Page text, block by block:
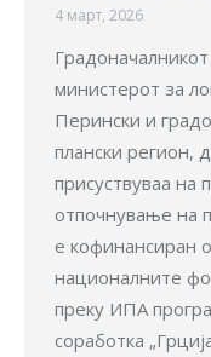
4 март, 2026
министерот за
Перински и
плански регион,
присуствуваа на
отпочнување на
е кофинансиран
националните
преку ИПА
соработка